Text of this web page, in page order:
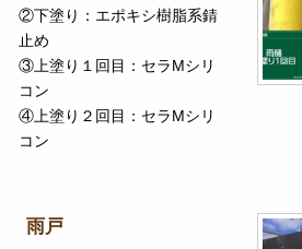
②下塗り：エポキシ樹脂系錆
止め
③上塗り１回目：セラMシリ
コン
④上塗り２回目：セラMシリ
コン
雨戸